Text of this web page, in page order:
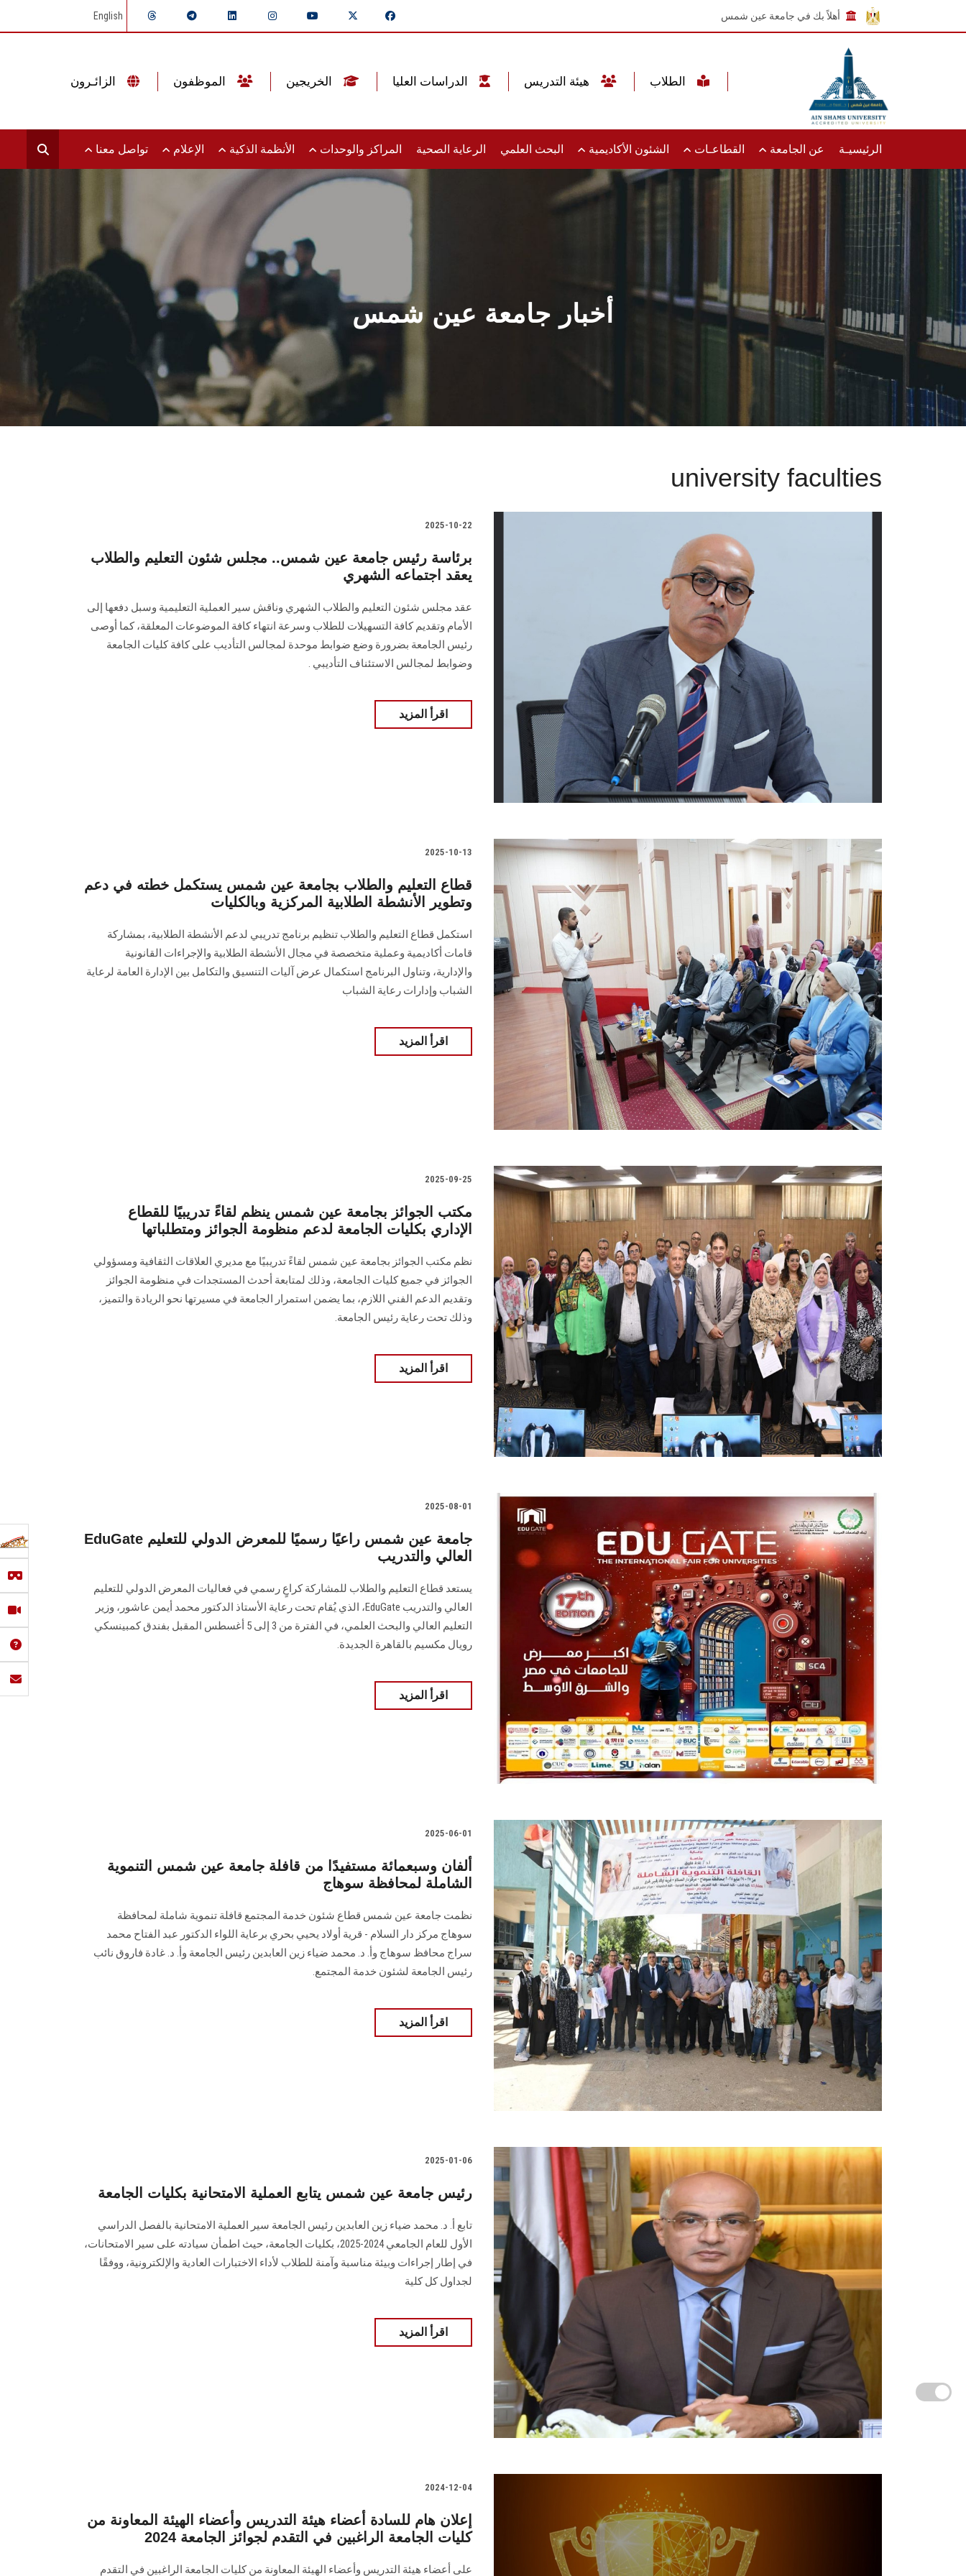
أهلاً بك في جامعة عين شمس English
الرئيسيـة عن الجامعة القطاعـات الشئون الأكاديمية البحث العلمي الرعاية الصحية المراكز والوحدات الأنظمة الذكية الإعلام تواصل معنا
أخبار جامعة عين شمس
university faculties
2025-10-22
برئاسة رئيس جامعة عين شمس.. مجلس شئون التعليم والطلاب
يعقد اجتماعه الشهري
عقد مجلس شئون التعليم والطلاب الشهري وناقش سير العملية التعليمية وسبل دفعها إلى
الأمام وتقديم كافة التسهيلات للطلاب وسرعة انتهاء كافة الموضوعات المعلقة، كما أوصى
رئيس الجامعة بضرورة وضع ضوابط موحدة لمجالس التأديب على كافة كليات الجامعة
وضوابط لمجالس الاستئناف التأديبي .
اقرأ المزيد
2025-10-13
قطاع التعليم والطلاب بجامعة عين شمس يستكمل خطته في دعم
وتطوير الأنشطة الطلابية المركزية وبالكليات
استكمل قطاع التعليم والطلاب تنظيم برنامج تدريبي لدعم الأنشطة الطلابية، بمشاركة
قامات أكاديمية وعملية متخصصة في مجال الأنشطة الطلابية والإجراءات القانونية
والإدارية، وتناول البرنامج استكمال عرض آليات التنسيق والتكامل بين الإدارة العامة لرعاية
الشباب وإدارات رعاية الشباب
اقرأ المزيد
2025-09-25
مكتب الجوائز بجامعة عين شمس ينظم لقاءً تدريبيًا للقطاع
الإداري بكليات الجامعة لدعم منظومة الجوائز ومتطلباتها
نظم مكتب الجوائز بجامعة عين شمس لقاءً تدريبيًا مع مديري العلاقات الثقافية ومسؤولي
الجوائز في جميع كليات الجامعة، وذلك لمتابعة أحدث المستجدات في منظومة الجوائز
وتقديم الدعم الفني اللازم، بما يضمن استمرار الجامعة في مسيرتها نحو الريادة والتميز،
وذلك تحت رعاية رئيس الجامعة.
اقرأ المزيد
2025-08-01
EduGate جامعة عين شمس راعيًا رسميًا للمعرض الدولي للتعليم
العالي والتدريب
يستعد قطاع التعليم والطلاب للمشاركة كراعٍ رسمي في فعاليات المعرض الدولي للتعليم
العالي والتدريب EduGate، الذي يُقام تحت رعاية الأستاذ الدكتور محمد أيمن عاشور، وزير
التعليم العالي والبحث العلمي، في الفترة من 3 إلى 5 أغسطس المقبل بفندق كمبينسكي
رويال مكسيم بالقاهرة الجديدة.
اقرأ المزيد
2025-06-01
ألفان وسبعمائة مستفيدًا من قافلة جامعة عين شمس التنموية
الشاملة لمحافظة سوهاج
نظمت جامعة عين شمس قطاع شئون خدمة المجتمع قافلة تنموية شاملة لمحافظة
سوهاج مركز دار السلام - قرية أولاد يحيي بحري برعاية اللواء الدكتور عبد الفتاح محمد
سراج محافظ سوهاج وأ. د. محمد ضياء زين العابدين رئيس الجامعة وأ. د. غادة فاروق نائب
رئيس الجامعة لشئون خدمة المجتمع.
اقرأ المزيد
2025-01-06
رئيس جامعة عين شمس يتابع العملية الامتحانية بكليات الجامعة
تابع أ. د. محمد ضياء زين العابدين رئيس الجامعة سير العملية الامتحانية بالفصل ‏الدراسي
الأول للعام الجامعي 2024-2025، بكليات الجامعة، حيث اطمأن سيادته على سير ‏الامتحانات،
في إطار إجراءات وبيئة مناسبة وآمنة للطلاب لأداء الاختبارات العادية ‏والإلكترونية، ووفقًا
لجداول كل كلية
اقرأ المزيد
2024-12-04
إعلان هام للسادة أعضاء هيئة التدريس وأعضاء الهيئة المعاونة من
كليات الجامعة الراغبين في التقدم لجوائز الجامعة 2024
على أعضاء هيئة التدريس وأعضاء الهيئة المعاونة من كليات الجامعة الراغبين في التقدم